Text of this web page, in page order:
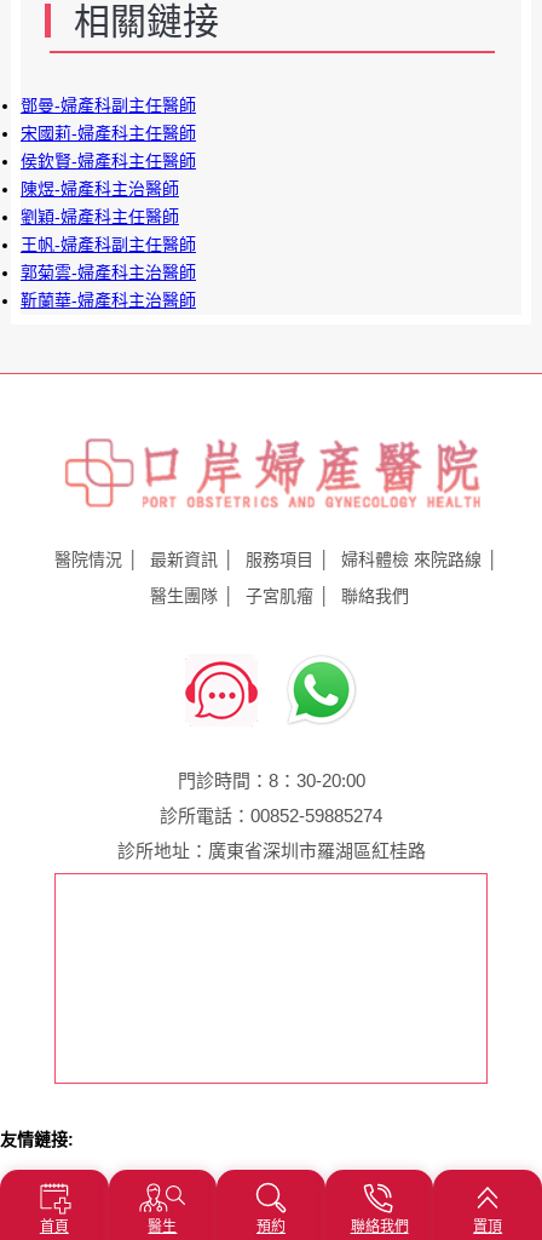
相關鏈接
鄧曼-婦產科副主任醫師
宋國莉-婦產科主任醫師
侯欽賢-婦產科主任醫師
陳煜-婦產科主治醫師
劉穎-婦產科主任醫師
王帆-婦產科副主任醫師
郭菊雲-婦產科主治醫師
靳蘭華-婦產科主治醫師
醫院情況 最新資訊 服務項目 婦科體檢 來院路線
醫生團隊
子宮肌瘤 聯絡我們
門診時間：8：30-20:00
診所電話：00852-59885274
診所地址：廣東省深圳市羅湖區紅桂路
友情鏈接:
2024 版權所有©深圳口岸婦產醫院. All rights reserved網站地圖
首頁 醫生 預約 聯絡我們 置頂